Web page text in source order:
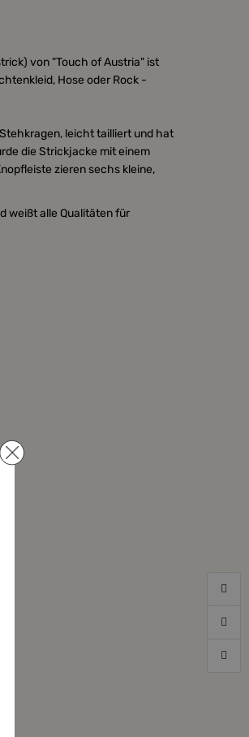
von "Touch of Austria" ist
Hose oder Rock -
leicht tailliert und hat
die Strickjacke mit einem
zieren sechs kleine,
weißt alle Qualitäten für